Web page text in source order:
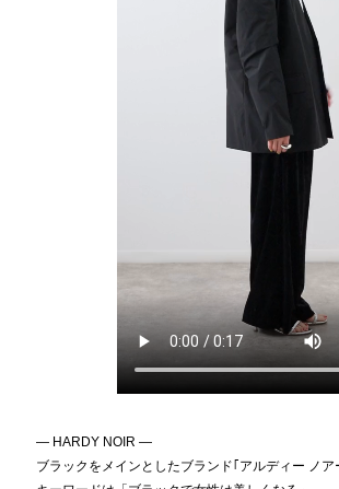
― HARDY NOIR ―
ブラックをメインとしたブランド｢アルディー ノア